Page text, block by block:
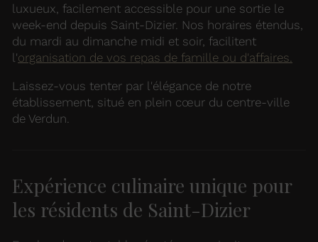
luxueux, facilement accessible pour une sortie le
week-end depuis Saint-Dizier. Nos horaires étendus,
du mardi au dimanche midi et soir, facilitent
l'organisation de vos repas de famille ou d'affaires.
Laissez-vous tenter par l'élégance de notre
établissement, situé en plein cœur du centre-ville
de Verdun.
Expérience culinaire unique pour
les résidents de Saint-Dizier